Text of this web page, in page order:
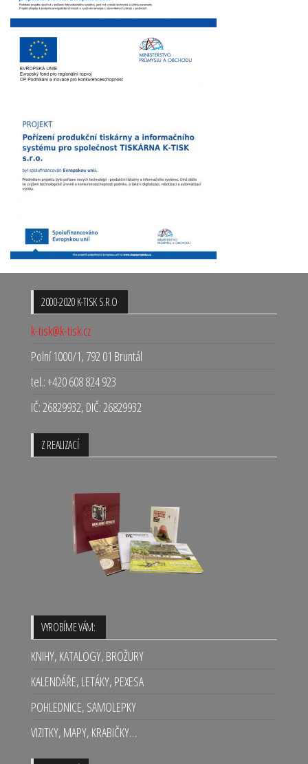
2000-2020 K-TISK S.R.O
k-tisk@k-tisk.cz
Polní 1000/1, 792 01 Bruntál
tel.: +420 608 824 923
IČ: 26829932, DIČ: 26829932
Z REALIZACÍ
VYROBÍME VÁM:
KNIHY, KATALOGY, BROŽURY
KALENDÁŘE, LETÁKY, PEXESA
POHLEDNICE, SAMOLEPKY
VIZITKY, MAPY, KRABIČKY…